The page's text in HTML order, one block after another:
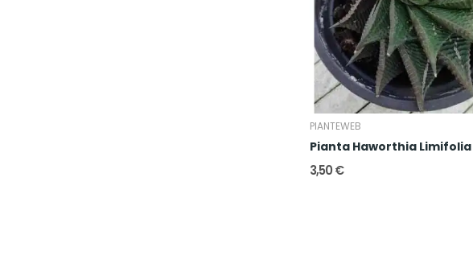
PIANTEWEB
Pianta Haworthia
3,50 €